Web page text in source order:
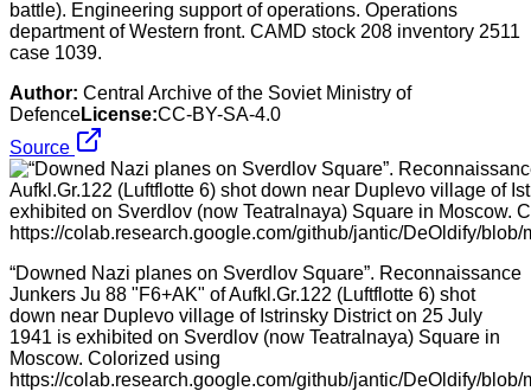
battle). Engineering support of operations. Operations
department of Western front. CAMD stock 208 inventory 2511
case 1039.
Author: Central Archive of the Soviet Ministry of
DefenceLicense:CC-BY-SA-4.0
Source
“Downed Nazi planes on Sverdlov Square”. Reconnaissance
Junkers Ju 88 "F6+AK" of Aufkl.Gr.122 (Luftflotte 6) shot
down near Duplevo village of Istrinsky District on 25 July
1941 is exhibited on Sverdlov (now Teatralnaya) Square in
Moscow. Colorized using
https://colab.research.google.com/github/jantic/DeOldify/